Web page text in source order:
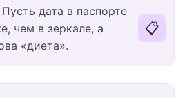
дата в паспорте
чем в зеркале, а
«диета».
📋